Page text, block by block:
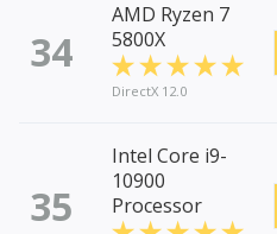
34
AMD Ryzen 7
5800X
DirectX 12.0
35
Intel Core i9-
10900
Processor